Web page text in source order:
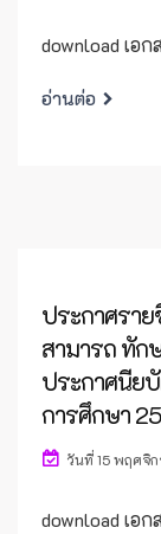
download เอก
อ่านต่อ
ประกาศรา
สามารถ ทัก
ประกาศนีย
การศึกษา
วันที่ 15 พฤศจิ
download เอก